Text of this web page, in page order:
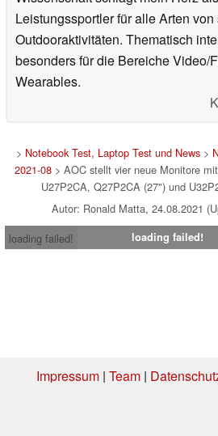
Leistungssportler für alle Arten
Outdooraktivitäten. Thematisch
besonders für die Bereiche Video/
Wearables.
> Notebook Test, Laptop Test und News>
2021-08 > AOC stellt vier neue Monitore
U27P2CA, Q27P2CA (27") und
Autor: Ronald Matta, 24.08.2021
loading failed!
loading failed!
Impressum| Team|